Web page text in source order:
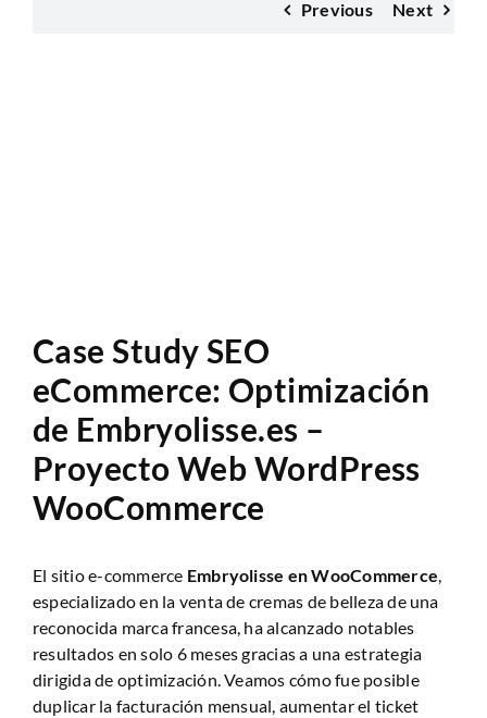
Previous Next
Case Study SEO
eCommerce: Optimización
de Embryolisse.es –
Proyecto Web WordPress
WooCommerce
El sitio e-commerce Embryolisse en WooCommerce,
especializado en la venta de cremas de belleza de una
reconocida marca francesa, ha alcanzado notables
resultados en solo 6 meses gracias a una estrategia
dirigida de optimización. Veamos cómo fue posible
duplicar la facturación mensual, aumentar el ticket